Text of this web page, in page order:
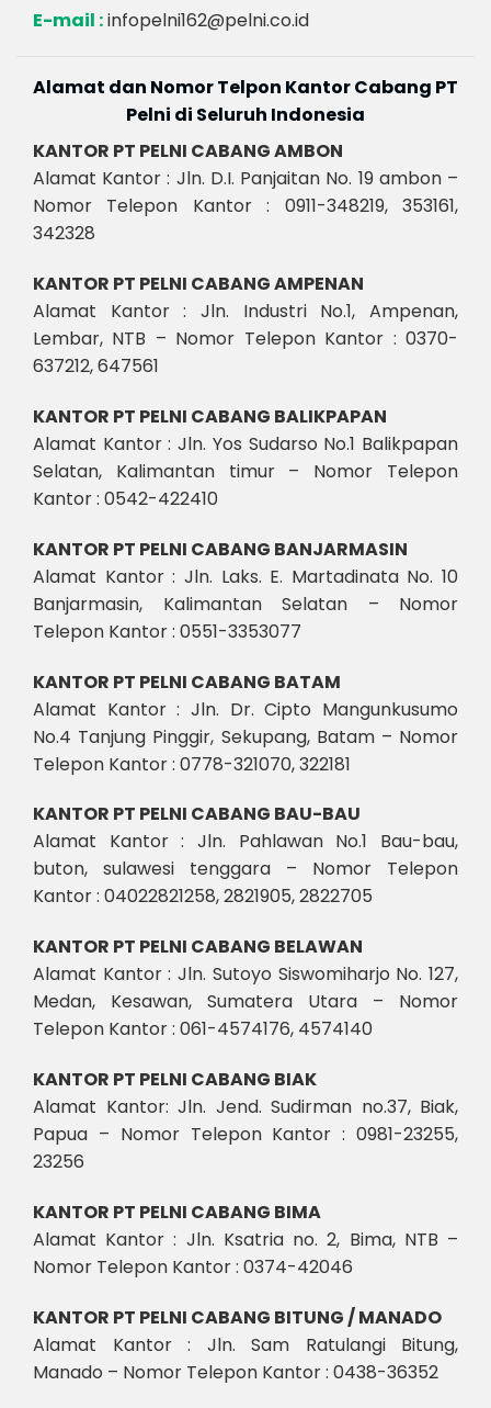
E-mail :infopelni162@pelni.co.id
Alamat dan Nomor Telpon Kantor Cabang PT
Pelni di Seluruh Indonesia
KANTOR PT PELNI CABANG AMBON
Alamat Kantor : Jln. D.I. Panjaitan No. 19 ambon –
Nomor Telepon Kantor : 0911-348219, 353161,
342328
KANTOR PT PELNI CABANG AMPENAN
Alamat Kantor : Jln. Industri No.1, Ampenan,
Lembar, NTB – Nomor Telepon Kantor : 0370-
637212, 647561
KANTOR PT PELNI CABANG BALIKPAPAN
Alamat Kantor : Jln. Yos Sudarso No.1 Balikpapan
Selatan, Kalimantan timur – Nomor Telepon
Kantor : 0542-422410
KANTOR PT PELNI CABANG BANJARMASIN
Alamat Kantor : Jln. Laks. E. Martadinata No. 10
Banjarmasin, Kalimantan Selatan – Nomor
Telepon Kantor : 0551-3353077
KANTOR PT PELNI CABANG BATAM
Alamat Kantor : Jln. Dr. Cipto Mangunkusumo
No.4 Tanjung Pinggir, Sekupang, Batam – Nomor
Telepon Kantor : 0778-321070, 322181
KANTOR PT PELNI CABANG BAU-BAU
Alamat Kantor : Jln. Pahlawan No.1 Bau-bau,
buton, sulawesi tenggara – Nomor Telepon
Kantor : 04022821258, 2821905, 2822705
KANTOR PT PELNI CABANG BELAWAN
Alamat Kantor : Jln. Sutoyo Siswomiharjo No. 127,
Medan, Kesawan, Sumatera Utara – Nomor
Telepon Kantor : 061-4574176, 4574140
KANTOR PT PELNI CABANG BIAK
Alamat Kantor: Jln. Jend. Sudirman no.37, Biak,
Papua – Nomor Telepon Kantor : 0981-23255,
23256
KANTOR PT PELNI CABANG BIMA
Alamat Kantor : Jln. Ksatria no. 2, Bima, NTB –
Nomor Telepon Kantor : 0374-42046
KANTOR PT PELNI CABANG BITUNG / MANADO
Alamat Kantor : Jln. Sam Ratulangi Bitung,
Manado – Nomor Telepon Kantor : 0438-36352